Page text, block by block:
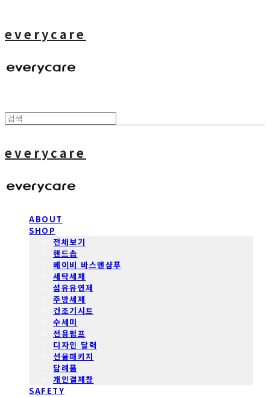
everycare
everycare
ABOUT
SHOP
전체보기
핸드솝
베이비 바스앤샴푸
세탁세제
섬유유연제
주방세제
건조기시트
수세미
전용펌프
디자인 달력
선물패키지
답례품
개인결제창
SAFETY